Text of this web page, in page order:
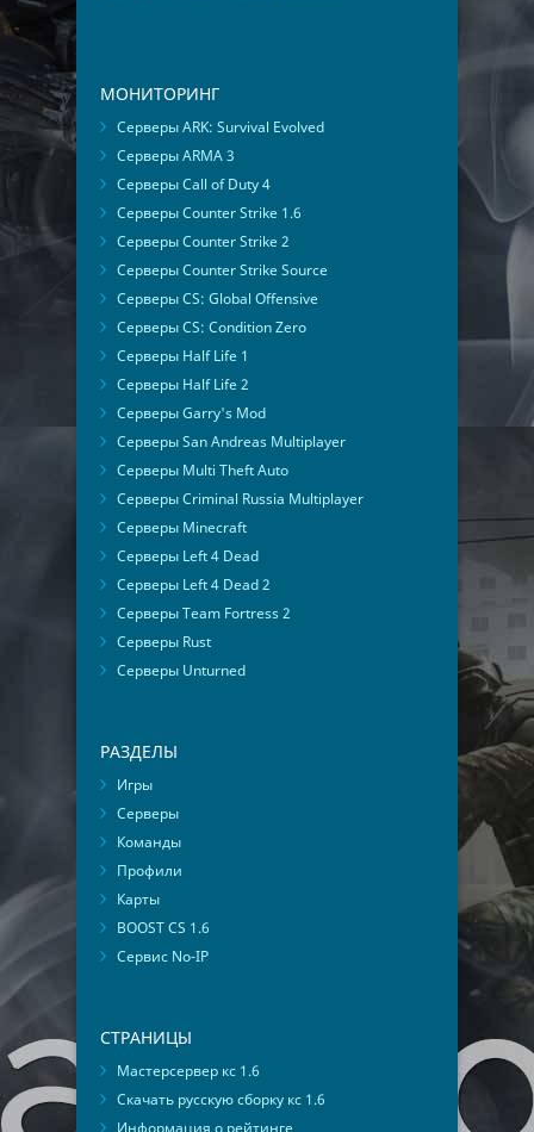
МОНИТОРИНГ
Серверы ARK: Survival Evolved
Серверы ARMA 3
Серверы Call of Duty 4
Серверы Counter Strike 1.6
Серверы Counter Strike 2
Серверы Counter Strike Source
Серверы CS: Global Offensive
Серверы CS: Condition Zero
Серверы Half Life 1
Серверы Half Life 2
Серверы Garry's Mod
Серверы San Andreas Multiplayer
Серверы Multi Theft Auto
Серверы Criminal Russia Multiplayer
Серверы Minecraft
Серверы Left 4 Dead
Серверы Left 4 Dead 2
Серверы Team Fortress 2
Серверы Rust
Серверы Unturned
РАЗДЕЛЫ
Игры
Серверы
Команды
Профили
Карты
BOOST CS 1.6
Сервис No-IP
СТРАНИЦЫ
Мастерсервер кс 1.6
Скачать русскую сборку кс 1.6
Информация о рейтинге